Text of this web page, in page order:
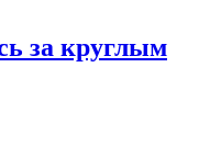
за круглым